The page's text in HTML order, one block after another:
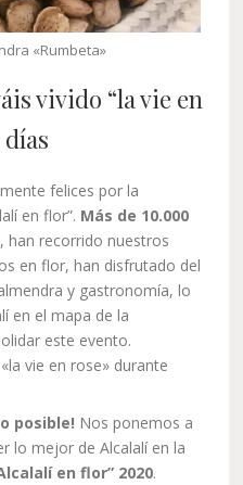
«Rumbeta»
vivido “la vie en
felices por la
en flor”. Más de 10.000
, han recorrido nuestros
en flor, han disfrutado del
y gastronomía, lo
en el mapa de la
este evento.
vie en rose» durante
posible! Nos ponemos a
lo mejor de Alcalalí en la
en flor” 2020.